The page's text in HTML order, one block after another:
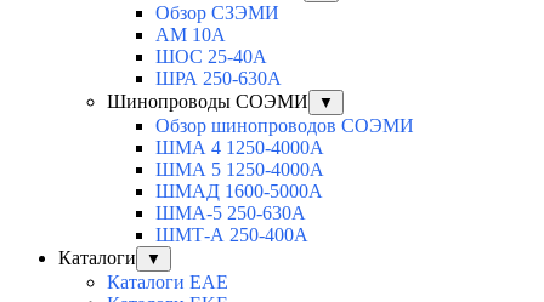
Обзор СЗЭМИ
АМ 10А
ШОС 25-40А
ШРА 250-630А
Шинопроводы СОЭМИ
▼
Обзор шинопроводов СОЭМИ
ШМА 4 1250-4000А
ШМА 5 1250-4000А
ШМАД 1600-5000А
ШМА-5 250-630А
ШМТ-А 250-400А
Каталоги
▼
Каталоги EAE